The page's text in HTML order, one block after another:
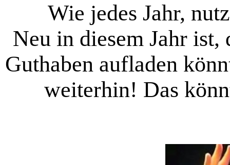
Wie jedes Jahr,
Neu in diesem Jahr ist,
Guthaben aufladen
weiterhin! Das